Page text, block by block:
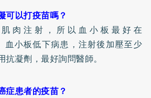
可以打疫苗嗎？
肉注射，所以血小板最好在
小板低下病患，注射後加壓至少
抗凝劑，最好詢問醫師。
症患者的疫苗？